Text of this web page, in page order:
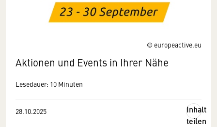
© europeactive.eu
Aktionen und Events in Ihrer Nähe
Lesedauer: 10 Minuten
28.10.2025
Inhalt
teilen